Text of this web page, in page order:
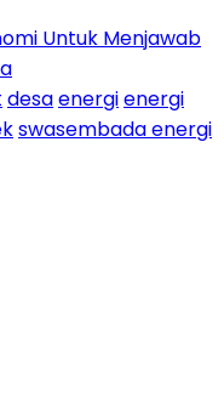
Untuk Menjawab
desaenergienergi
swasembada energi